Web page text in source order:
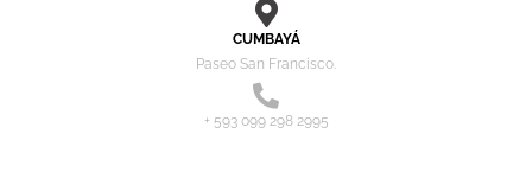
CUMBAYÁ
Paseo San Francisco.
+ 593 099 298 2995